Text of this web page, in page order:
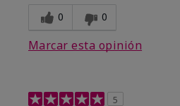
0 0
Marcar esta opinión
5